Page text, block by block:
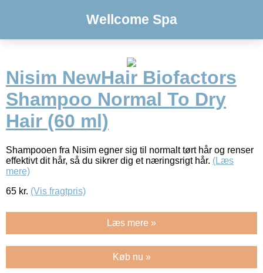
Wellcome Spa
Nisim NewHair Biofactors
Shampoo Normal To Dry
Hair (60 ml)
Shampooen fra Nisim egner sig til normalt tørt hår og renser
effektivt dit hår, så du sikrer dig et næringsrigt hår. (Læs
mere)
65 kr. (Vis fragtpris)
Læs mere »
Køb nu »